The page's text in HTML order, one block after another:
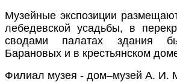
Музейные экспозиции
лебедевской усадьбы, в
сводами палатах здания
Барановых и в крестьянском
Филиал музея - дом–музей А. И.